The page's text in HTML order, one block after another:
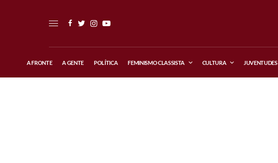
A FRONTE A GENTE POLÍTICA FEMINISMO CLASSISTA CULTURA JUVENTUDES